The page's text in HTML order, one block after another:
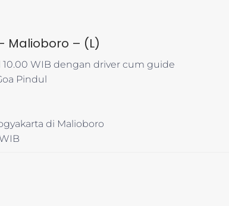
Malioboro – (L)
WIB dengan driver cum guide
Pindul
di Malioboro